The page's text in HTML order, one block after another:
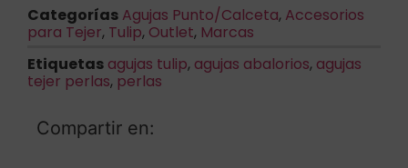
Categorías Agujas Punto/Calceta, Accesorios
para Tejer, Tulip, Outlet, Marcas
Etiquetas agujas tulip, agujas abalorios, agujas
tejer perlas, perlas
Compartir en: